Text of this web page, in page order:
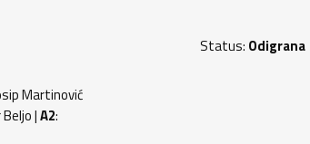
Status: Odigrana
Martinović
Beljo |A2: